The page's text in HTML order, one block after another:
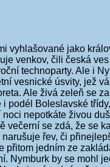
vyhlašované jako
venkov, čili česká
technoparty. Ale i
vesnické úsvity, jež
Ale živá zeleň se
Boleslavské
nepotkáte živou
se zdá, že se
řev, či
jedním ze
Nymburk by se mohl